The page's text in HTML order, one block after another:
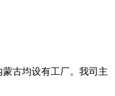
古均设有工厂。我司主